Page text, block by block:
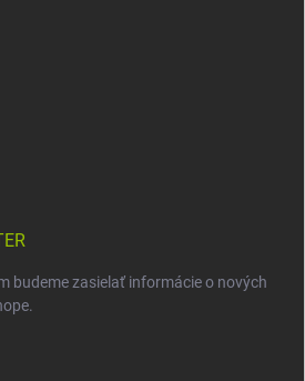
budeme zasielať informácie o nových